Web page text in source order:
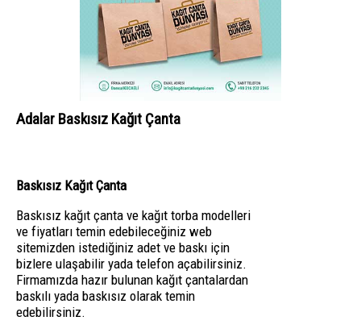
Adalar Baskısız Kağıt Çanta
Baskısız Kağıt Çanta
Baskısız kağıt çanta ve kağıt torba modelleri
ve fiyatları temin edebileceğiniz web
sitemizden istediğiniz adet ve baskı için
bizlere ulaşabilir yada telefon açabilirsiniz.
Firmamızda hazır bulunan kağıt çantalardan
baskılı yada baskısız olarak temin
edebilirsiniz.